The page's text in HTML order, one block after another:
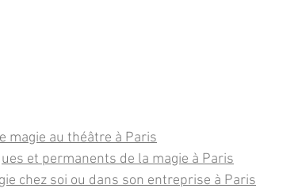
magie au théâtre à Paris
et permanents de la magie à Paris
chez soi ou dans son entreprise à Paris